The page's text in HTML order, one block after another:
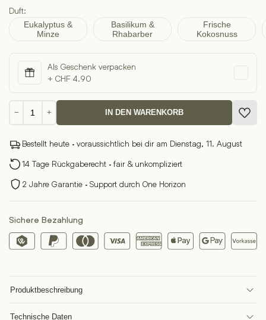
Duft:
Eukalyptus &
Minze
Basilikum &
Rhabarber
Frische
Kokosnuss
Als Geschenk verpacken
+ CHF 4.90
−
Duftkerze
Eukalyptus
Minze
+ IN DEN WARENKORB
Bestellt heute · voraussichtlich bei dir am Dienstag, 11. August
14 Tage Rückgaberecht · fair & unkompliziert
2 Jahre Garantie · Support durch One Horizon
Sichere Bezahlung
Produktbeschreibung
Technische Daten